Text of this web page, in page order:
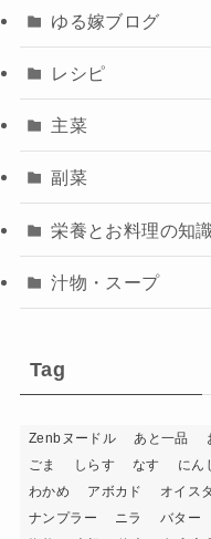
ゆる嫁ブログ
レシピ
主菜
副菜
栄養とお料理の知識
汁物・スープ
Tag
Zenbヌードル あと一品
ごま
しらす なす にん
わかめ
アボカド オイス
ナンプラー
ニラ バター